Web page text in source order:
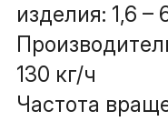
изделия: 1,6 –
130 кг/ч
Частота